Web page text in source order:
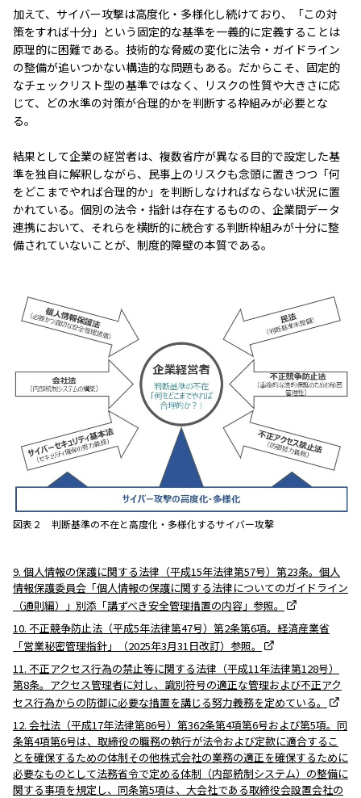
加えて、サイバー攻撃は高度化・多様化し続けており、「この対
策をすれば十分」という固定的な基準を一義的に定義することは
原理的に困難である。技術的な脅威の変化に法令・ガイドライン
の整備が追いつかない構造的な問題もある。だからこそ、固定的
なチェックリスト型の基準ではなく、リスクの性質や大きさに応
じて、どの水準の対策が合理的かを判断する枠組みが必要とな
る。
結果として企業の経営者は、複数省庁が異なる目的で設定した基
準を独自に解釈しながら、民事上のリスクも念頭に置きつつ「何
をどこまでやれば合理的か」を判断しなければならない状況に置
かれている。個別の法令・指針は存在するものの、企業間データ
連携において、それらを横断的に統合する判断枠組みが十分に整
備されていないことが、制度的障壁の本質である。
図表２ 判断基準の不在と高度化・多様化するサイバー攻撃
9. 個人情報の保護に関する法律（平成15年法律第57号）第23条。個人
情報保護委員会「個人情報の保護に関する法律についてのガイドライン
（通則編）」別添「講ずべき安全管理措置の内容」参照。
10. 不正競争防止法（平成5年法律第47号）第2条第6項。経済産業省
「営業秘密管理指針」（2025年3月31日改訂）参照。
11. 不正アクセス行為の禁止等に関する法律（平成11年法律第128号）
第8条。アクセス管理者に対し、識別符号の適正な管理および不正アク
セス行為からの防御に必要な措置を講じる努力義務を定めている。
12. 会社法（平成17年法律第86号）第362条第4項第6号および第5項。同
条第4項第6号は、取締役の職務の執行が法令および定款に適合するこ
とを確保するための体制その他株式会社の業務の適正を確保するために
必要なものとして法務省令で定める体制（内部統制システム）の整備に
関する事項を規定し、同条第5項は、大会社である取締役会設置会社の